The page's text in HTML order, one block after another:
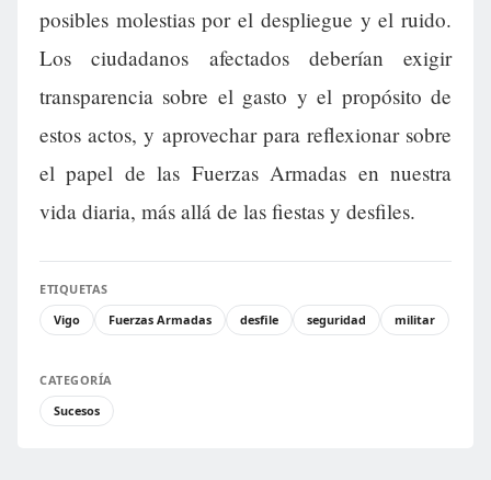
posibles molestias por el despliegue y el ruido.
Los ciudadanos afectados deberían exigir
transparencia sobre el gasto y el propósito de
estos actos, y aprovechar para reflexionar sobre
el papel de las Fuerzas Armadas en nuestra
vida diaria, más allá de las fiestas y desfiles.
ETIQUETAS
Vigo
Fuerzas Armadas desfile seguridad militar
CATEGORÍA
Sucesos